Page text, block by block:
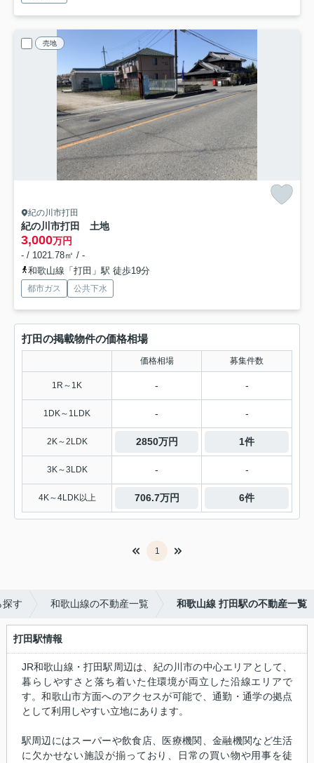
売地
紀の川市打田
紀の川市打田 土地
3,000万円
- / 1021.78㎡ / -
和歌山線「打田」駅 徒歩19分
都市ガス 公共下水
打田の掲載物件の価格相場
価格相場 募集件数
1R～1K - -
1DK～1LDK - -
2K～2LDK 2850万円 1件
3K～3LDK - -
4K～4LDK以上 706.7万円 6件
1
探す 和歌山線の不動産一覧 和歌山線 打田駅の不動産一覧
打田駅情報
JR和歌山線・打田駅周辺は、紀の川市の中心エリアとして、
暮らしやすさと落ち着いた住環境が両立した沿線エリアで
す。和歌山市方面へのアクセスが可能で、通勤・通学の拠点
として利用しやすい立地にあります。
駅周辺にはスーパーや飲食店、医療機関、金融機関など生活
に欠かせない施設が揃っており、日常の買い物や用事を徒